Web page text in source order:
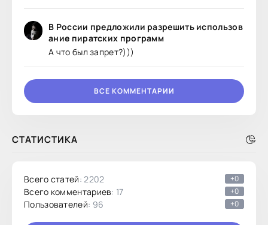
В России предложили разрешить использов
ание пиратских программ
А что был запрет?)))
ВСЕ КОММЕНТАРИИ
СТАТИСТИКА
Всего статей: 2202 +0
Всего комментариев: 17 +0
Пользователей: 96 +0